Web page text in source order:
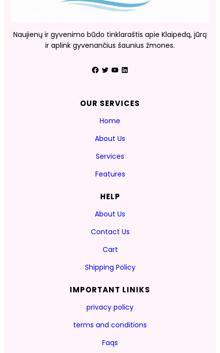
Naujienų ir gyvenimo būdo tinklaraštis apie Klaipėdą, jūrą
ir aplink gyvenančius šaunius žmones.
Facebook Twitter YouTube LinkedIn
OUR SERVICES
Home
About Us
Services
Features
HELP
About Us
Contact Us
Cart
Shipping Policy
IMPORTANT LINIKS
privacy policy
terms and conditions
Faqs